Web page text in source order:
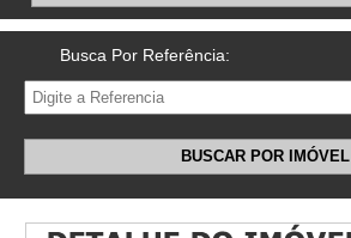
Busca Por Referência:
BUSCAR POR IMÓVEL